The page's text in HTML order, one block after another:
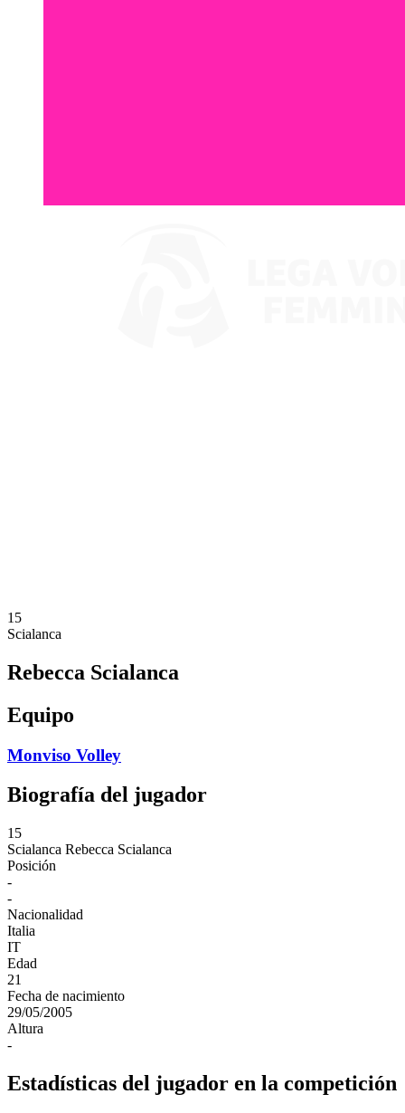
15
Scialanca
Rebecca Scialanca
Equipo
Monviso Volley
Biografía del jugador
15
Scialanca Rebecca Scialanca
Posición
-
-
Nacionalidad
Italia
IT
Edad
21
Fecha de nacimiento
29/05/2005
Altura
-
Estadísticas del jugador en la competición